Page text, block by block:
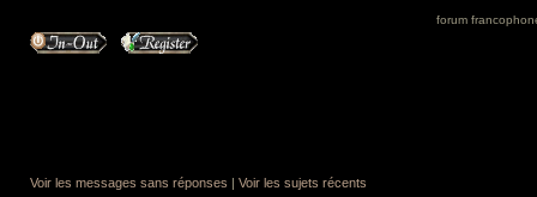
forum
Voir les messages sans réponses | Voir les sujets récents